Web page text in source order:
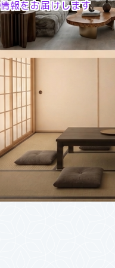
報をお届けします